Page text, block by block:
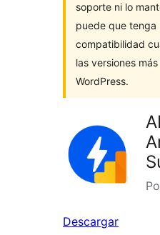
soporte ni lo
puede que tenga
compatibilidad
las versiones
WordPress.
Descargar